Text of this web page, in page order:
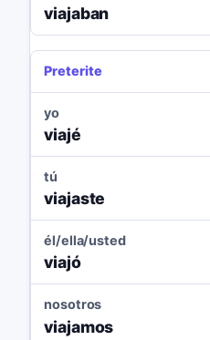
viajaban
Preterite
yo
viajé
tú
viajaste
él/ella/usted
viajó
nosotros
viajamos